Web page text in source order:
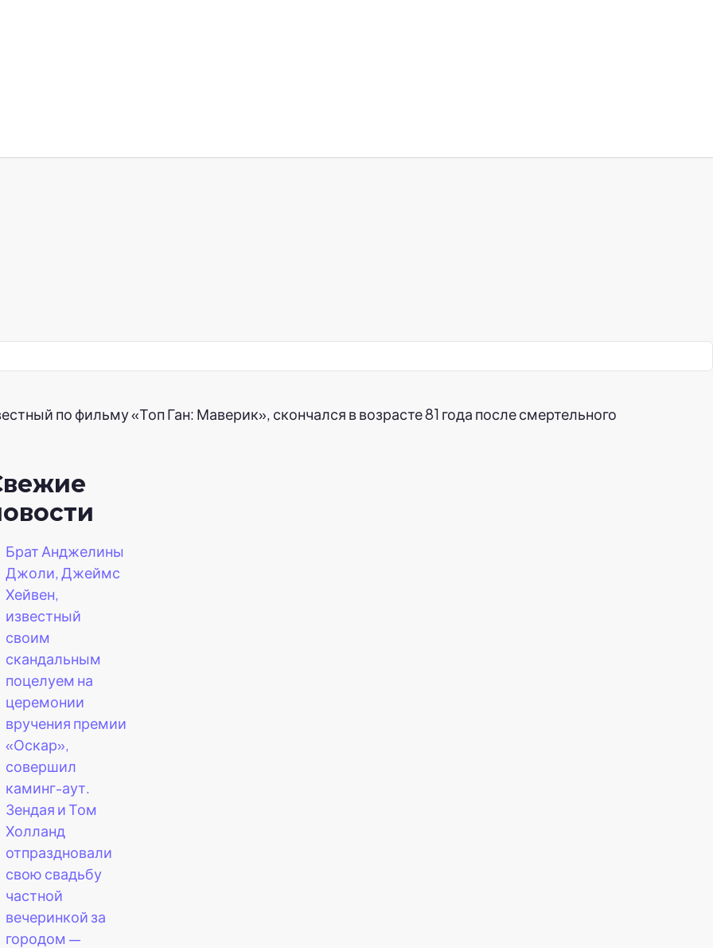
по фильму «Топ Ган: Маверик», скончался в возрасте 81 года после смертельного
Брат Анджелины
Джоли, Джеймс
Хейвен,
известный
своим
скандальным
поцелуем на
церемонии
вручения премии
«Оскар»,
совершил
каминг-аут.
Зендая и Том
Холланд
отпраздновали
свою свадьбу
частной
вечеринкой за
городом —